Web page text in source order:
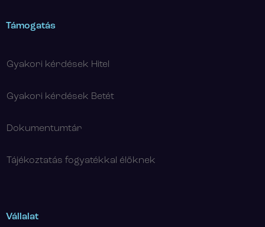
Támogatás
Gyakori kérdések Hitel
Gyakori kérdések Betét
Dokumentumtár
Tájékoztatás fogyatékkal élőknek
Vállalat